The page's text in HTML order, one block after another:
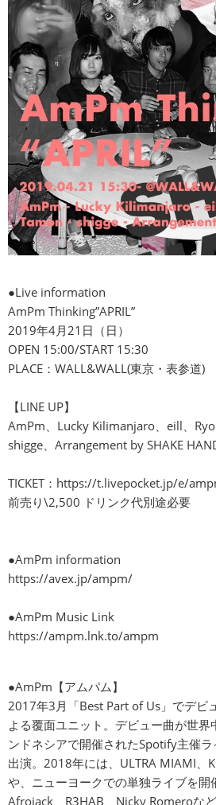
●Live information
AmPm Thinking”APRIL”
2019年4月21日（日）
OPEN 15:00/START 15:30
PLACE：WALL&WALL(東京・表参道)
【LINE UP】
AmPm、Lucky Kilimanjaro、eill、
shigge、Arrangement by SHAKE
TICKET： https://t.livepocket.jp/e/
前売り\2,500 ドリンク代別途必要
●AmPm information
https://avex.jp/ampm/
●AmPm Music Link
https://ampm.lnk.to/ampm
●AmPm【アムパム】
2017年3月「Best Part of Us」でデビ
よる覆面ユニット。デビュー曲が世界
ンドネシアで開催されたSpotify主催
出演。2018年には、ULTRA MIAMI、
や、ニューヨークでの単独ライブを開
Afrojack、R3HAB、Nicky Romeroな